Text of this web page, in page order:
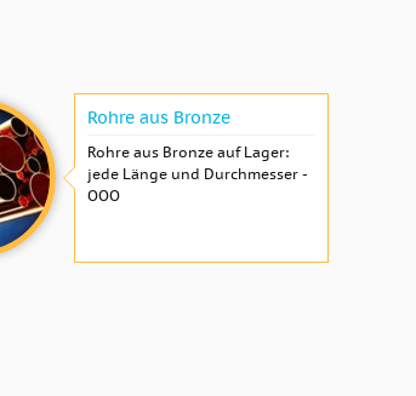
Rohre aus Bronze
Rohre aus Bronze auf Lager:
jede Länge und Durchmesser -
OOO